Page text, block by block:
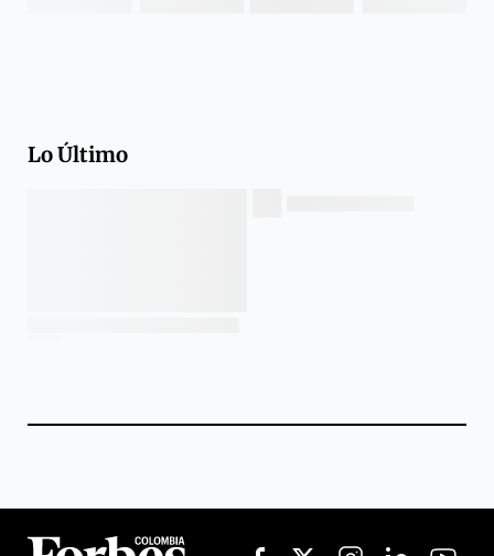
Lo Último